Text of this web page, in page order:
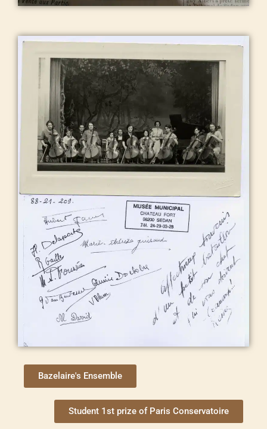
Bazelaire's Ensemble
Student 1st prize of Paris Conservatoire